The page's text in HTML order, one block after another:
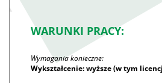
WARUNKI PRACY:
Wymagania konieczne:
Wykształcenie: wyższe (w tym